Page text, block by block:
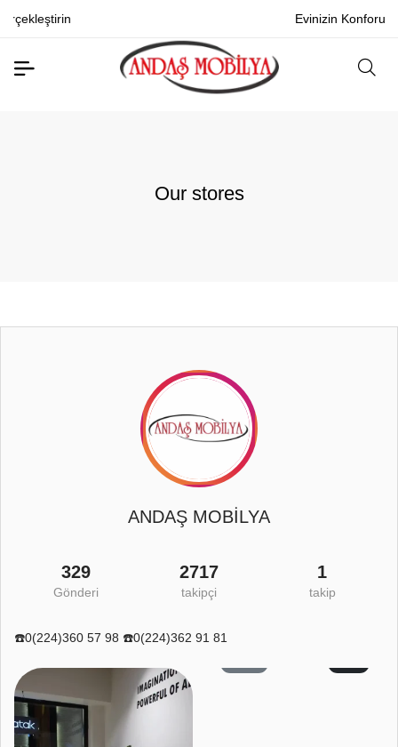
Evinizin Konforunu Arttırın
Our stores
ANDAŞ MOBİLYA
329
Gönderi
2717
takipçi
1
takip
☎️0(224)360 57 98 ☎️0(224)362 91 81